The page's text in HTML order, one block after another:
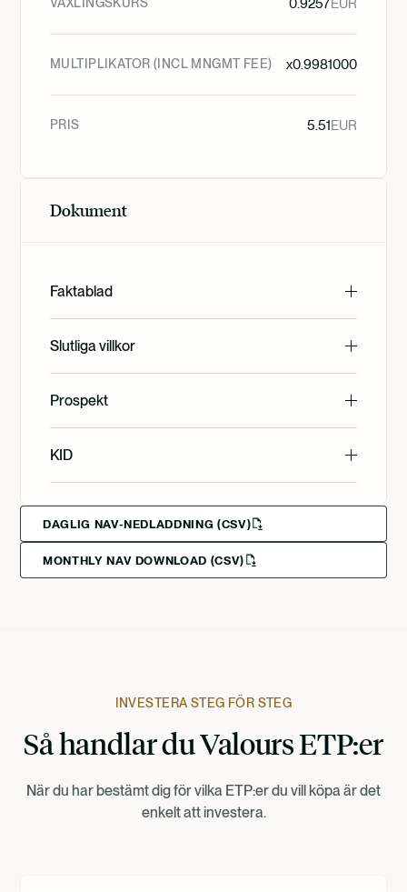
0.9257 EUR
MULTIPLIKATOR (INCL MNGMT FEE) x0.9981000
PRIS 5.51EUR
Dokument
Faktablad
English
Deutsch
Slutliga villkor
English
Svenska
Prospekt
English
KID
English
Svenska
Suomi
Norsk
DAGLIG NAV-NEDLADDNING (CSV)
MONTHLY NAV DOWNLOAD (CSV)
INVESTERA STEG FÖR STEG
Så handlar du Valours ETP:er
När du har bestämt dig för vilka ETP:er du vill köpa är det
enkelt att investera.